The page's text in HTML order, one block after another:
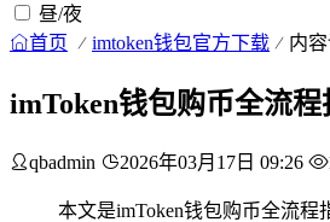
昼/夜
首页 imtoken钱包官方下载 内
imToken钱包购币全流程
qbadmin 2026年03月17日 09:26
本文是imToken钱包购币全流